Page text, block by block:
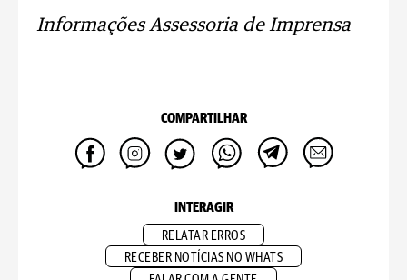
Informações Assessoria de Imprensa
COMPARTILHAR
INTERAGIR
RELATAR ERROS
RECEBER NOTÍCIAS NO WHATS